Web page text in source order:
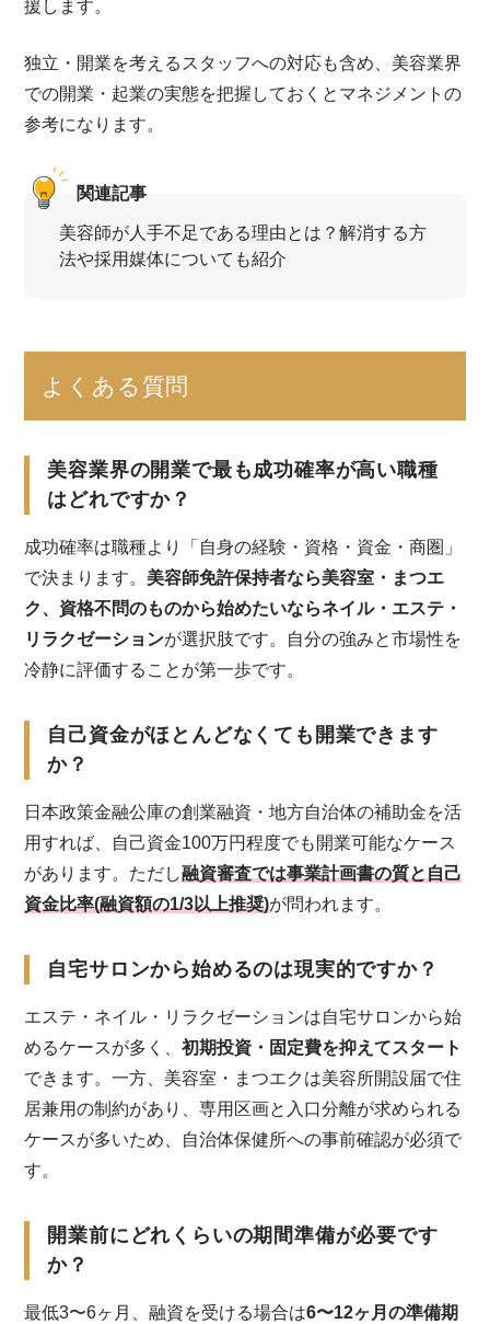
援します。
独立・開業を考えるスタッフへの対応も含め、美容業界
での開業・起業の実態を把握しておくとマネジメントの
参考になります。
関連記事
美容師が人手不足である理由とは？解消する方
法や採用媒体についても紹介
よくある質問
美容業界の開業で最も成功確率が高い職種
はどれですか？
成功確率は職種より「自身の経験・資格・資金・商圏」
で決まります。 美容師免許保持者なら美容室・まつエ
ク、資格不問のものから始めたいならネイル・エステ・
リラクゼーションが選択肢です。自分の強みと市場性を
冷静に評価することが第一歩です。
自己資金がほとんどなくても開業できます
か？
日本政策金融公庫の創業融資・地方自治体の補助金を活
用すれば、自己資金100万円程度でも開業可能なケース
があります。ただし融資審査では事業計画書の質と自己
資金比率(融資額の1/3以上推奨)が問われます。
自宅サロンから始めるのは現実的ですか？
エステ・ネイル・リラクゼーションは自宅サロンから始
めるケースが多く、初期投資・固定費を抑えてスタート
できます。一方、美容室・まつエクは美容所開設届で住
居兼用の制約があり、専用区画と入口分離が求められる
ケースが多いため、自治体保健所への事前確認が必須で
す。
開業前にどれくらいの期間準備が必要です
か？
最低3〜6ヶ月、融資を受ける場合は6〜12ヶ月の準備期